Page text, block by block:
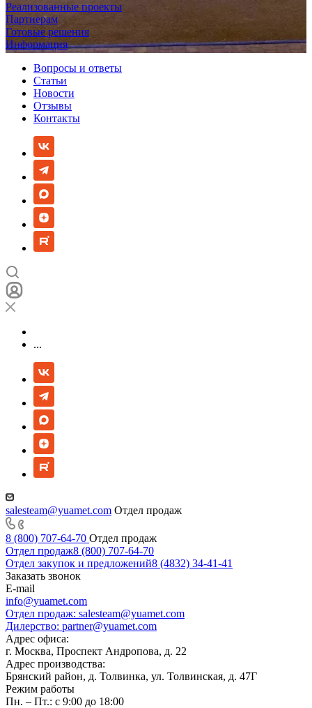
Реализованные проекты
Партнерам
Готовые решения
Информация
Вопросы и ответы
Статьи
Новости
Отзывы
Контакты
...
salesteam@yuamet.com Отдел продаж
8 (800) 707-64-70 Отдел продаж
Отдел продаж8 (800) 707-64-70
Отдел закупок и предложений8 (4832) 34-41-41
Заказать звонок
E-mail
info@yuamet.com
Отдел продаж: salesteam@yuamet.com
Дилерство: partner@yuamet.com
Адрес офиса:
г. Москва, Проспект Андропова, д. 22
Адрес производства:
Брянский район, д. Толвинка, ул. Толвинская, д. 47Г
Режим работы
Пн. – Пт.: с 9:00 до 18:00